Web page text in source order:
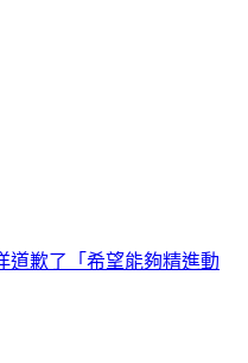
北台灣關鍵」 估這時起緩